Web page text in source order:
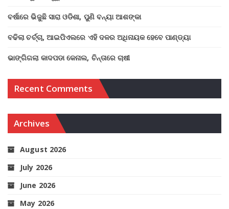
ବର୍ଷାରେ ଭିଜୁଛି ସାରା ଓଡିଶା, ପୁଣି ବନ୍ୟା ଆଶଙ୍କା
ବଢିଲା ଚର୍ଚ୍ଚା, ଆଇପିଏଲରେ ଏହି ଦଳର ଅଧିନାୟକ ହେବେ ପାଣ୍ଡ୍ୟା
ଭାଙ୍ଗିଗଲା କାଦପଡା କେନାଲ, ଚିନ୍ତାରେ ଚାଷୀ
Recent Comments
Archives
August 2026
July 2026
June 2026
May 2026